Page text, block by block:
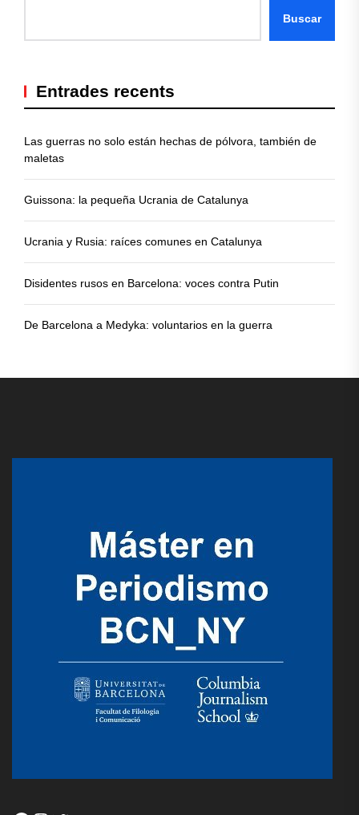
Buscar
Entrades recents
Las guerras no solo están hechas de pólvora, también de
maletas
Guissona: la pequeña Ucrania de Catalunya
Ucrania y Rusia: raíces comunes en Catalunya
Disidentes rusos en Barcelona: voces contra Putin
De Barcelona a Medyka: voluntarios en la guerra